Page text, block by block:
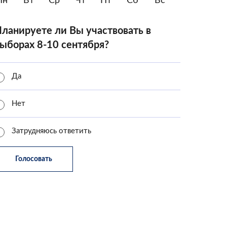
ли Вы участвовать в
8-10 сентября?
Да
Нет
Затрудняюсь ответить